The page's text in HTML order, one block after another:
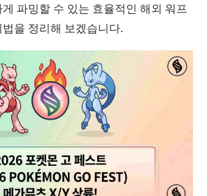
파밍할 수 있는 효율적인 해외 워프
을 정리해 보겠습니다.